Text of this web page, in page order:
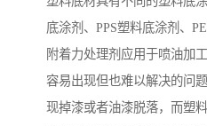
底涂剂、PPS塑料底涂剂、
附着力处理剂应用于喷油加
容易出现但也难以解决的问
现掉漆或者油漆脱落，而塑